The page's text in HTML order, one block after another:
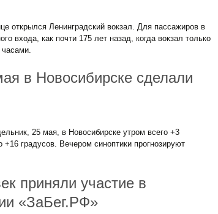
открылся Ленинградский вокзал. Для пассажиров в
входа, как почти 175 лет назад, когда вокзал только
в Новосибирске сделали
25 мая, в Новосибирске утром всего +3
градусов. Вечером синоптики прогнозируют
приняли участие в
«ЗаБег.РФ»